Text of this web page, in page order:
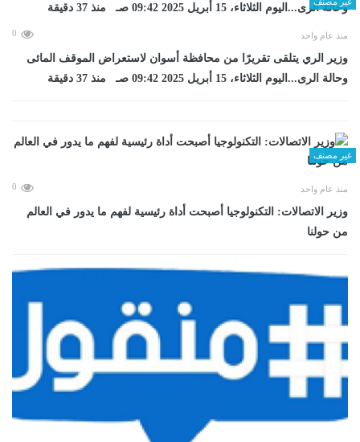
منذ عام واحد 0
وزير الري يتلقى تقريرًا من محافظة أسوان لاستعراض الموقف المائى
وحالة الرى...اليوم الثلاثاء، 15 أبريل 2025 09:42 صـ منذ 37 دقيقة
غير مصنف
منذ عام واحد 0
وزير الاتصالات: التكنولوجيا أصبحت أداة رئيسية لفهم ما يدور في العالم
من حولنا